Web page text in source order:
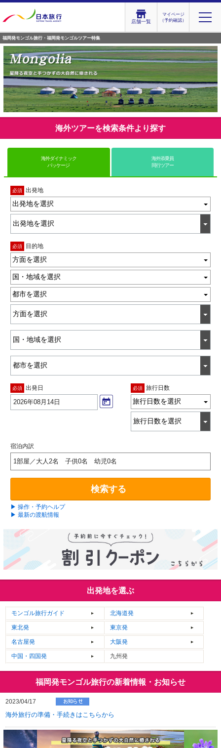
店舗一覧
マイページ
（予約確認）
福岡発モンゴル旅行・福岡発モンゴルツアー特集
海外ツアーを検索条件より探す
海外ダイナミック
パッケージ
海外添乗員
同行ツアー
必須 出発地
出発地を選択
必須 目的地
方面を選択
国・地域を選択
都市を選択
必須 出発日
2026年08月14日
必須 旅行日数
旅行日数を選択
宿泊内訳
1部屋／大人2名 子供0名 幼児0名
検索する
▶ 操作・予約ヘルプ
▶ 最新の渡航情報
出発地を選ぶ
モンゴル旅行ガイド 北海道発
東北発 東京発
名古屋発 大阪発
中国・四国発 九州発
福岡発モンゴル旅行の新着情報・お知らせ
2023/04/17
海外旅行の準備・手続きはこちらから